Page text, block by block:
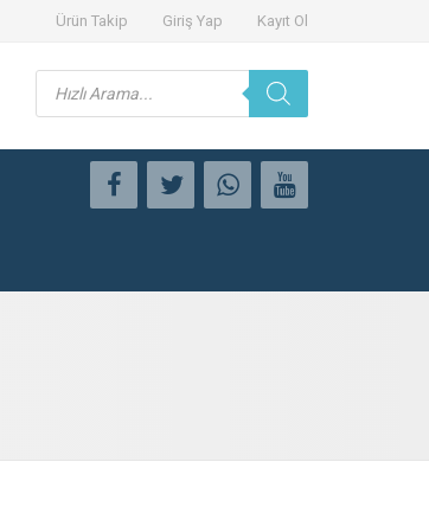
Ürün Takip Giriş Yap Kayıt Ol
Products
search